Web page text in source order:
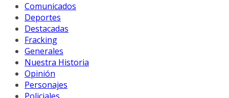
Comunicados
Deportes
Destacadas
Fracking
Generales
Nuestra Historia
Opinión
Personajes